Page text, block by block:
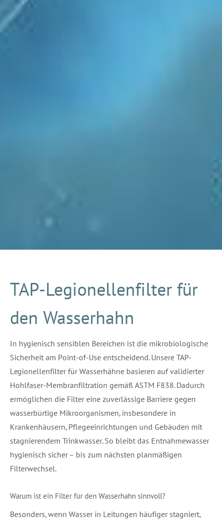
TAP-Legionellenfilter für
den Wasserhahn
In hygienisch sensiblen Bereichen ist die mikrobiologische
Sicherheit am Point-of-Use entscheidend. Unsere TAP-
Legionellenfilter für Wasserhähne basieren auf validierter
Hohlfaser-Membranfiltration gemäß ASTM F838. Dadurch
ermöglichen die Filter eine zuverlässige Barriere gegen
wasserbürtige Mikroorganismen, insbesondere in
Krankenhäusern, Pflegeeinrichtungen und Gebäuden mit
stagnierendem Trinkwasser. So bleibt das Entnahmewasser
hygienisch sicher – bis zum nächsten planmäßigen
Filterwechsel.
Warum ist ein Filter für den Wasserhahn sinnvoll?
Besonders, wenn Wasser in Leitungen häufiger stagniert,